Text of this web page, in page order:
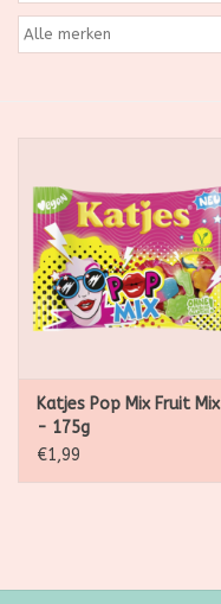
Ditjes & Datjes
Kadootjes
Belgisch
Workshops
Katjes Pop Mix Fruit Mix
- 175g
€1,99